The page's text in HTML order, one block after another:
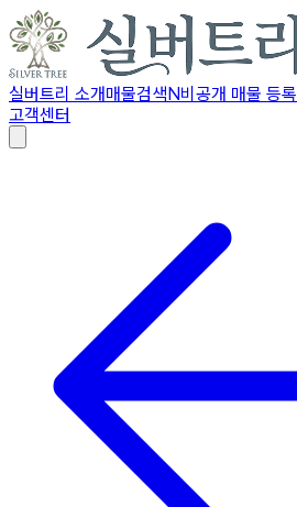
실버트리 소개매물검색N비공개 매물 등록
고객센터